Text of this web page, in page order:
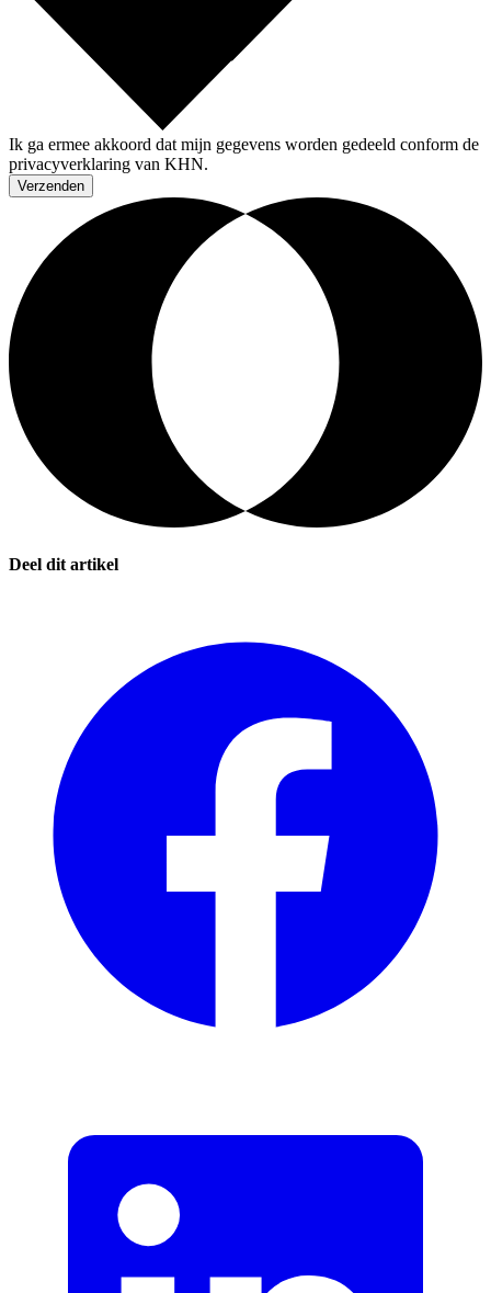
Ik ga ermee akkoord dat mijn gegevens worden gedeeld conform de
privacyverklaring van KHN.
Verzenden
Deel dit artikel